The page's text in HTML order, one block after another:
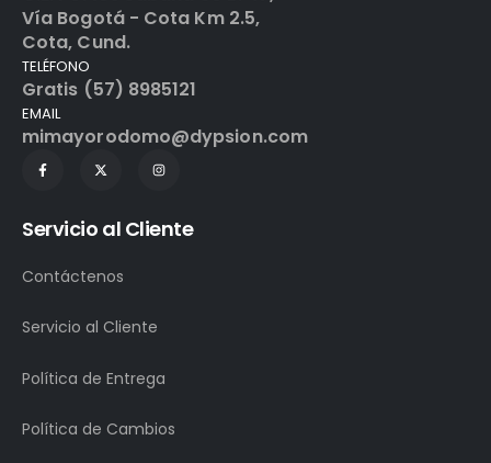
Vía Bogotá - Cota Km 2.5,
Cota, Cund.
TELÉFONO
Gratis (57) 8985121
EMAIL
mimayorodomo@dypsion.com
Servicio al Cliente
Contáctenos
Servicio al Cliente
Política de Entrega
Política de Cambios